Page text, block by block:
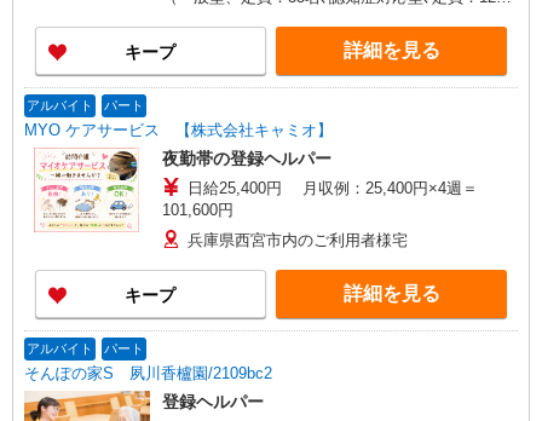
法人の定める事業所
キープ 詳細を見る
アルバイト パート
MYO ケアサービス 【株式会社キャミオ】
夜勤帯の登録ヘルパー
日給25,400円 月収例：25,400円×4週＝
101,600円
兵庫県西宮市内のご利用者様宅
キープ 詳細を見る
アルバイト パート
そんぽの家S 夙川香櫨園/2109bc2
登録ヘルパー